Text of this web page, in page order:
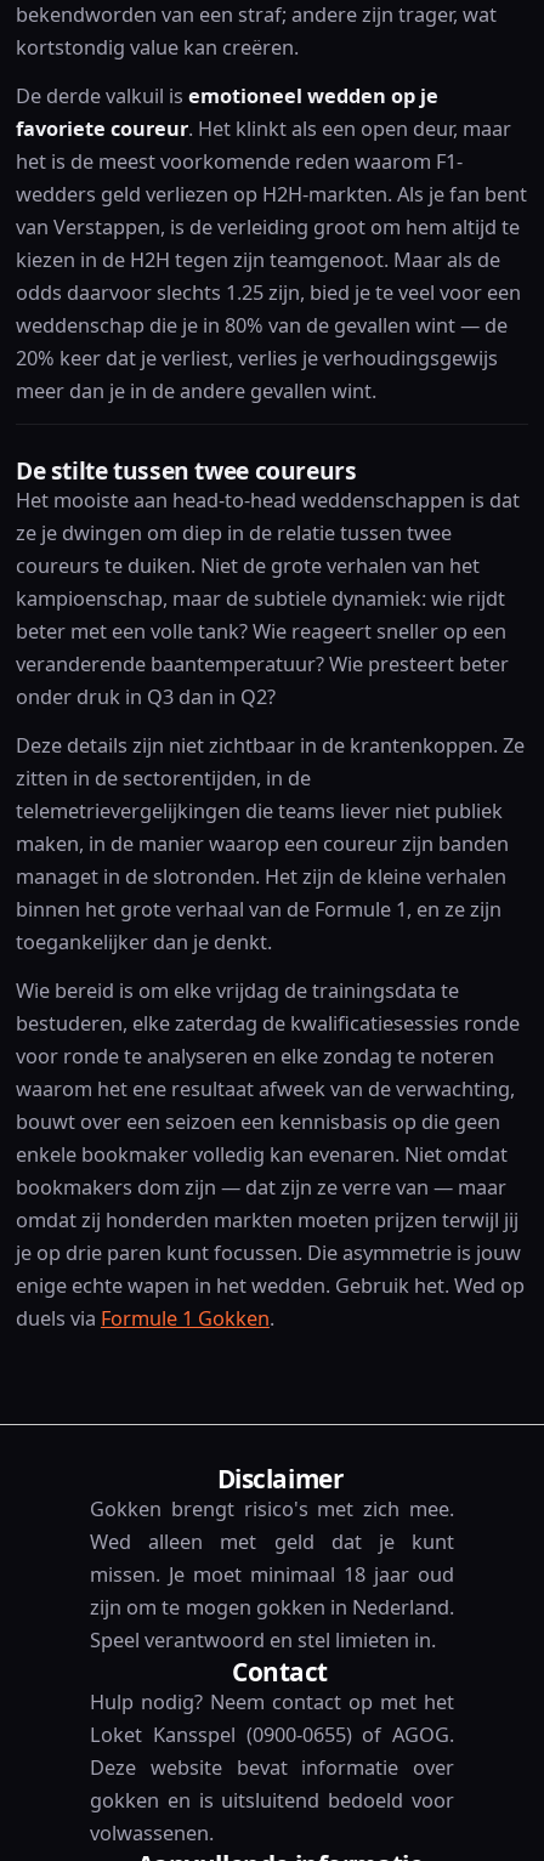
bekendworden van een straf; andere zijn trager, wat
kortstondig value kan creëren.
De derde valkuil is emotioneel wedden op je
favoriete coureur. Het klinkt als een open deur, maar
het is de meest voorkomende reden waarom F1-
wedders geld verliezen op H2H-markten. Als je fan bent
van Verstappen, is de verleiding groot om hem altijd te
kiezen in de H2H tegen zijn teamgenoot. Maar als de
odds daarvoor slechts 1.25 zijn, bied je te veel voor een
weddenschap die je in 80% van de gevallen wint — de
20% keer dat je verliest, verlies je verhoudingsgewijs
meer dan je in de andere gevallen wint.
De stilte tussen twee coureurs
Het mooiste aan head-to-head weddenschappen is dat
ze je dwingen om diep in de relatie tussen twee
coureurs te duiken. Niet de grote verhalen van het
kampioenschap, maar de subtiele dynamiek: wie rijdt
beter met een volle tank? Wie reageert sneller op een
veranderende baantemperatuur? Wie presteert beter
onder druk in Q3 dan in Q2?
Deze details zijn niet zichtbaar in de krantenkoppen. Ze
zitten in de sectorentijden, in de
telemetrievergelijkingen die teams liever niet publiek
maken, in de manier waarop een coureur zijn banden
managet in de slotronden. Het zijn de kleine verhalen
binnen het grote verhaal van de Formule 1, en ze zijn
toegankelijker dan je denkt.
Wie bereid is om elke vrijdag de trainingsdata te
bestuderen, elke zaterdag de kwalificatiesessies ronde
voor ronde te analyseren en elke zondag te noteren
waarom het ene resultaat afweek van de verwachting,
bouwt over een seizoen een kennisbasis op die geen
enkele bookmaker volledig kan evenaren. Niet omdat
bookmakers dom zijn — dat zijn ze verre van — maar
omdat zij honderden markten moeten prijzen terwijl jij
je op drie paren kunt focussen. Die asymmetrie is jouw
enige echte wapen in het wedden. Gebruik het. Wed op
duels via Formule 1 Gokken.
Disclaimer
Gokken brengt risico's met zich mee.
Wed alleen met geld dat je kunt
missen. Je moet minimaal 18 jaar oud
zijn om te mogen gokken in Nederland.
Speel verantwoord en stel limieten in.
Contact
Hulp nodig? Neem contact op met het
Loket Kansspel (0900-0655) of AGOG.
Deze website bevat informatie over
gokken en is uitsluitend bedoeld voor
volwassenen.